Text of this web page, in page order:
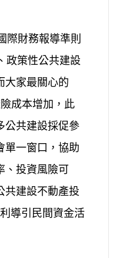
際財務報導準則
政策性公共建設
大家最關心的
成本增加，此
公共建設採促參
單一窗口，協助
、投資風險可
共建設不動產投
導引民間資金活